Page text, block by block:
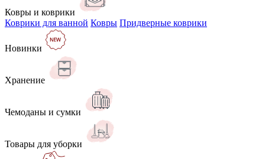
Ковры и коврики
Коврики для ванной Ковры Придверные коврики
Новинки
Хранение
Чемоданы и сумки
Товары для уборки